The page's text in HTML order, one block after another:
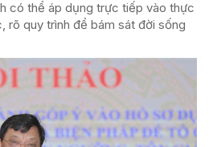
có thể áp dụng trực tiếp vào thực
rõ quy trình để bám sát đời sống